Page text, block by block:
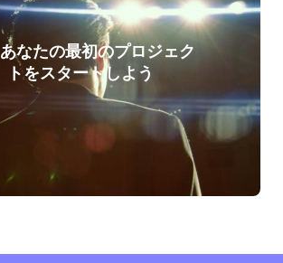
あなたの最初のプロジェク
トをスタートしよう